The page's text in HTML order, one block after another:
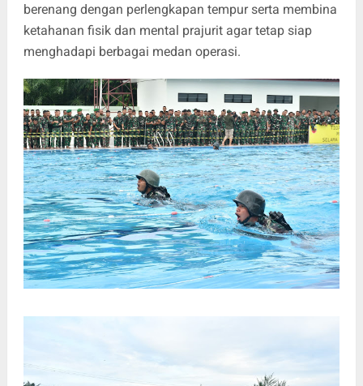
berenang dengan perlengkapan tempur serta membina
ketahanan fisik dan mental prajurit agar tetap siap
menghadapi berbagai medan operasi.